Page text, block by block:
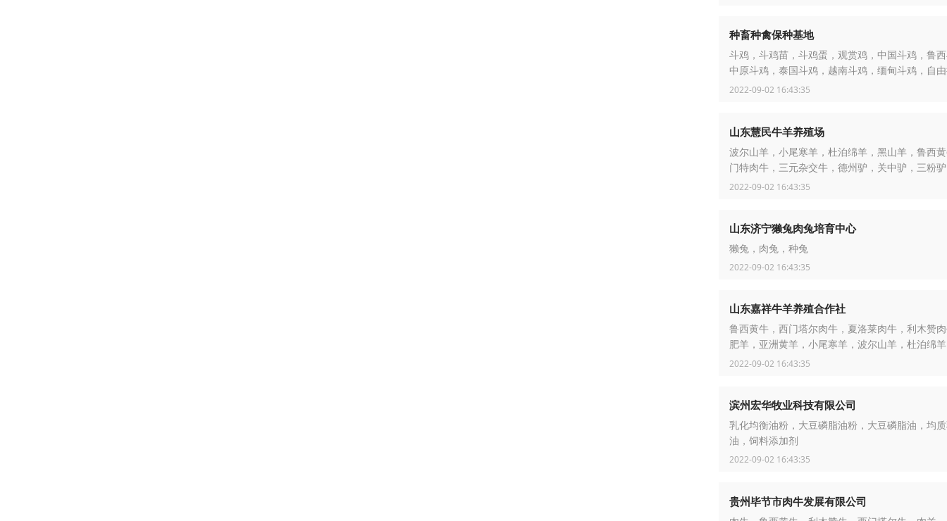
种畜种禽保种基地
斗鸡，斗鸡苗，斗鸡蛋，观赏鸡，中国斗鸡，鲁
中原斗鸡，泰国斗鸡，越南斗鸡，缅甸斗鸡，自
免费运输
2022-09-02 16:43:35
山东慧民牛羊养殖场
波尔山羊，小尾寒羊，杜泊绵羊，黑山羊，鲁西
门特肉牛，三元杂交牛，德州驴，关中驴，三粉
赞牛
2022-09-02 16:43:35
山东济宁獭兔肉兔培育中心
獭兔，肉兔，种兔
2022-09-02 16:43:35
山东嘉祥牛羊养殖合作社
鲁西黄牛，西门塔尔肉牛，夏洛莱肉牛，利木赞
肥羊，亚洲黄羊，小尾寒羊，波尔山羊，杜泊绵
牛，灰山羊，牛犊
2022-09-02 16:43:35
滨州宏华牧业科技有限公司
乳化均衡油粉，大豆磷脂油粉，大豆磷脂油，均
油，饲料添加剂
2022-09-02 16:43:35
贵州毕节市肉牛发展有限公司